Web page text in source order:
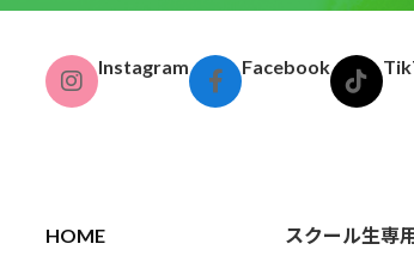
ア
イ
コ
Instagram
グ
ル
ク
ア
イ
コ
Facebook
グ
ル
ア
イ
コ
グ
ル
ク
HOME
スクール生専